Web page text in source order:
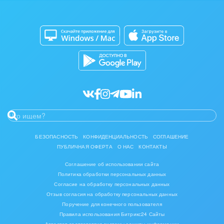
Инвестиционный бизнес
Интерьер, дизайн, декор
Консалтинговые и управленческие услуги
Мебель, лес, деревообработка
Медицина и фармацевтика
Металлургия
Кибербезопасность
Битрикс24 Маркет
Разработчикам приложений
БЕЗОПАСНОСТЬ КОНФИДЕНЦИАЛЬНОСТЬ
СОГЛАШЕНИЕ
ПУБЛИЧНАЯ ОФЕРТА
О НАС КОНТАКТЫ
Соглашение об использовании сайта
Политика обработки персональных данных
Согласие на обработку персональных данных
Отзыв согласия на обработку персональных данных
Поручение для конечного пользователя
Правила использования Битрикс24 Сайты